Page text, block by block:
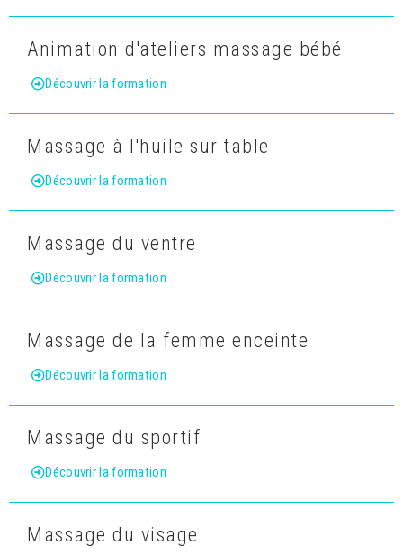
Animation d'ateliers massage bébé
Découvrir la formation
Massage à l'huile sur table
Découvrir la formation
Massage du ventre
Découvrir la formation
Massage de la femme enceinte
Découvrir la formation
Massage du sportif
Découvrir la formation
Massage du visage